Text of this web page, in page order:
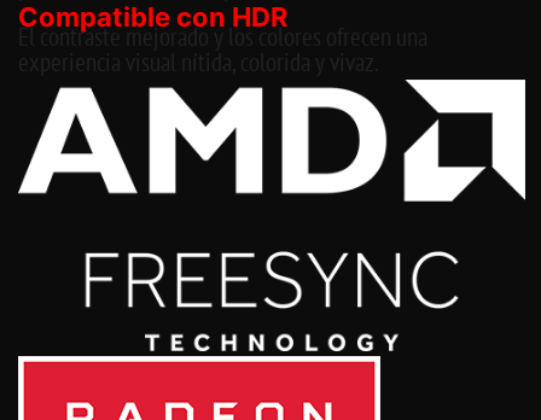
Compatible con HDR
El contraste mejorado y los colores ofrecen una